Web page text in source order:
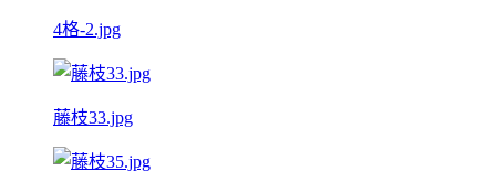
4格-2.jpg
藤枝33.jpg